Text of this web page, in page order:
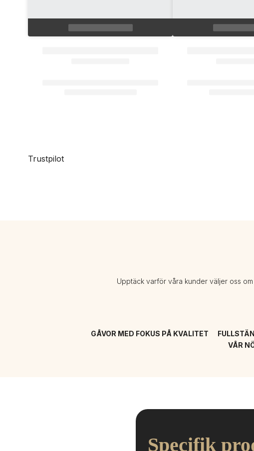
Trustpilot
Upptäck varför våra kunder väljer oss
GÅVOR MED FOKUS PÅ KVALITET
VÅR
Specifik